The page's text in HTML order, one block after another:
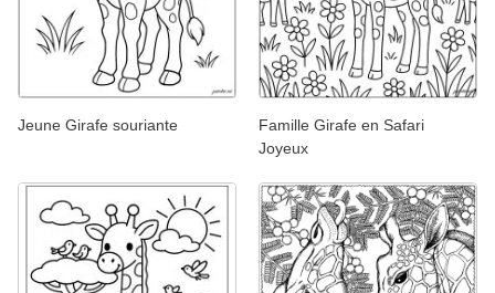
Jeune Girafe souriante
Famille Girafe en Safari
Joyeux